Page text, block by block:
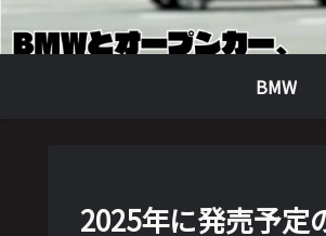
BMW
2025年に発売予定